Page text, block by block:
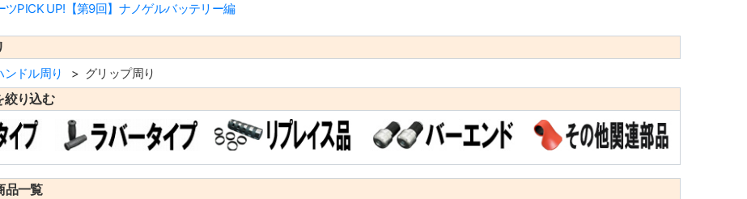
PICK UP!【第9回】ナノゲルバッテリー編
ンドル周り グリップ周り
り込む
品一覧